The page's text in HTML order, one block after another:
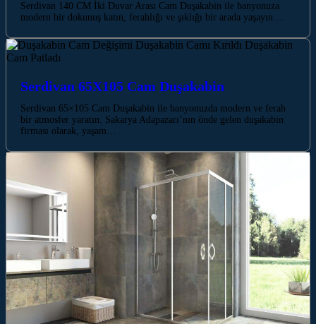
Serdivan 140 CM İki Duvar Arası Cam Duşakabin ile banyonuza
modern bir dokunuş katın, ferahlığı ve şıklığı bir arada yaşayın.…
Serdivan 65X105 Cam Duşakabin
Serdivan 65×105 Cam Duşakabin ile banyonuzda modern ve ferah
bir atmosfer yaratın. Sakarya Adapazarı’nın önde gelen duşakabin
firması olarak, yaşam…